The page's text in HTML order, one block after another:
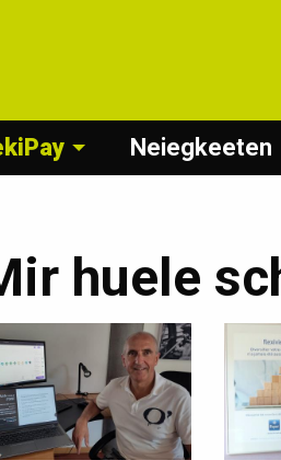
Neiegkeeten
huele